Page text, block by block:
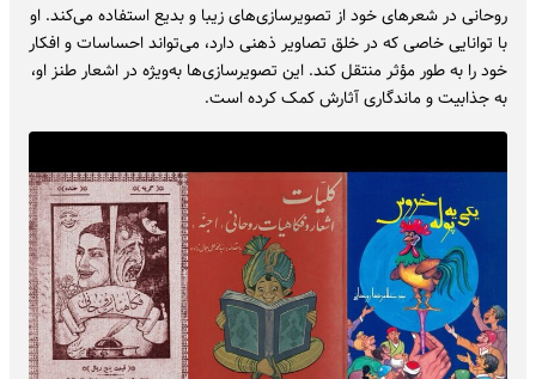
روحانی در شعرهای خود از تصویرسازی‌های زیبا و بدیع استفاده می‌کند. او
با توانایی خاصی که در خلق تصاویر ذهنی دارد، می‌تواند احساسات و افکار
خود را به طور مؤثر منتقل کند. این تصویرسازی‌ها به‌ویژه در اشعار طنز او،
به جذابیت و ماندگاری آثارش کمک کرده است.